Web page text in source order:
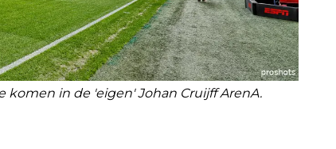
komen in de 'eigen' Johan Cruijff ArenA.